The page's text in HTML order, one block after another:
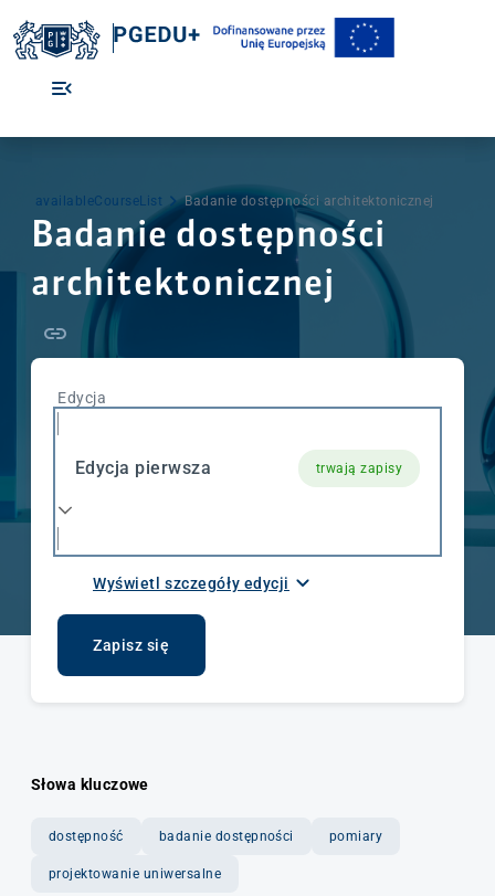
availableCourseList Badanie dostępności architektonicznej
Badanie dostępności
architektonicznej
Edycja
Edycja pierwsza trwają zapisy
02.09.2026 - 28.09.2026
Wyświetl szczegóły edycji
Zapisz się
Słowa kluczowe
dostępność badanie dostępności pomiary
projektowanie uniwersalne